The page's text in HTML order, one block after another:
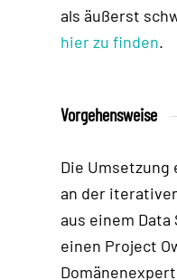
als äußerst
hier zu finden.
Vorgehensweise
Die
an der
aus einem Data
einen Project